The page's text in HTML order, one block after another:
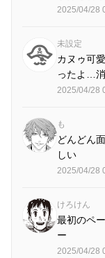
2025/04/28
未設定
カヌゥ可
ったよ…
2025/04/28
も
どんどん
しい
2025/04/28
けろけん
最初のペ
ー
2025/04/28